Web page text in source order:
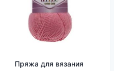
Пряжа для вязания